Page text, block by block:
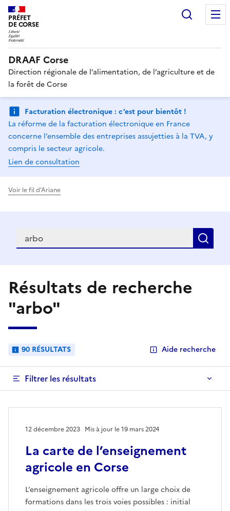
PRÉFET
DE CORSE
DRAAF Corse
Direction régionale de l’alimentation, de l’agriculture et de
la forêt de Corse
Facturation électronique : c’est pour bientôt !
La réforme de la facturation électronique en France
concerne l’ensemble des entreprises assujetties à la TVA, y
compris le secteur agricole.
Lien de consultation
Voir le fil d'Ariane
Recherche
Résultats de recherche
"arbo"
90 RÉSULTATS Aide recherche
Filtrer les résultats
La carte de l’enseignement
agricole en Corse
12 décembre 2023 Mis à jour le 19 mars 2024
L’enseignement agricole offre un large choix de
formations dans les trois voies possibles : initial